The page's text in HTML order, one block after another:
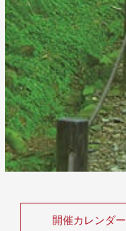
開催カレンダー